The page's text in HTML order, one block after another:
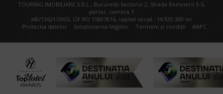
TOURING IMOBILIARE S.R.L., Bucuresti Sectorul 2, Strada Reinvierii 3-5,
parter, camera 7
J40/13621/2003, CIF RO 15807816, capital social : 14.920.300 lei
Protectia datelor
Soluționarea litigiilor Termeni și condiții ANPC